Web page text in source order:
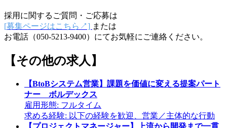
採用に関するご質問・ご応募は
[募集ページはこちら ↗︎] または
お電話（050-5213-9400）にてお気軽にご連絡ください。
【その他の求人】
【BtoBシステム営業】課題を価値に変える提案パート
ナー ボルデックス
雇用形態: フルタイム
求める経験: 以下の経験を歓迎、営業／主体的な行動
【プロジェクトマネージャー】上流から開発まで一貫